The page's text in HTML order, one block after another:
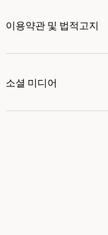
이용약관 및 법적고지
소셜 미디어